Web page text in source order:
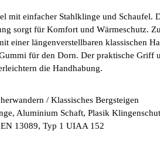
mit einfacher Stahlklinge und Schaufel.
sorgt für Komfort und Wärmeschutz.
einer längenverstellbaren klassischen
für den Dorn. Der praktische Griff
die Handhabung.
/ Klassisches Bergsteigen
Aluminium Schaft, Plasik
13089, Typ 1 UIAA 152